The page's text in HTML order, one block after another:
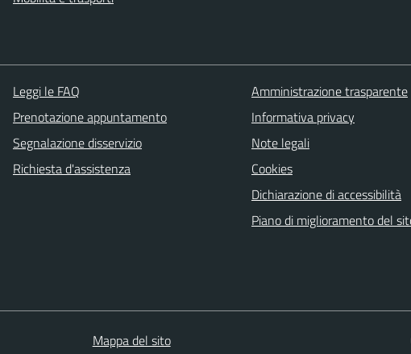
Leggi le FAQ
Prenotazione appuntamento
Segnalazione disservizio
Richiesta d'assistenza
Amministrazione trasparente
Informativa privacy
Note legali
Cookies
Dichiarazione di accessibilità
Piano di miglioramento del
Mappa del sito